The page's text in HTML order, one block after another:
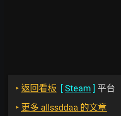
‣ 返回看板 [Steam ] 平台
‣ 更多 allssddaa 的文章